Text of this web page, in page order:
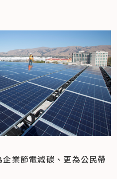
業節電減碳、更為公民帶